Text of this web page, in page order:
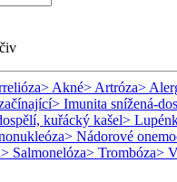
> Akné> Artróza>
> Imunita snížená-
kuřácký kašel>
> Nádorové
> Salmonelóza> Trombóza>